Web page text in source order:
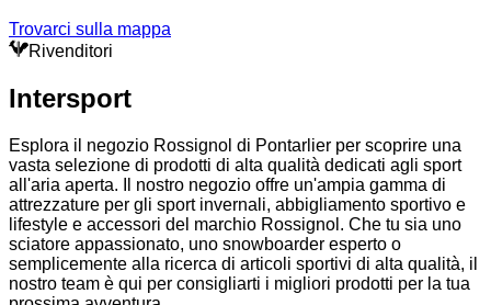
Trovarci sulla mappa
Rivenditori
Intersport
Esplora il negozio Rossignol di Pontarlier per scoprire una
vasta selezione di prodotti di alta qualità dedicati agli sport
all'aria aperta. Il nostro negozio offre un'ampia gamma di
attrezzature per gli sport invernali, abbigliamento sportivo e
lifestyle e accessori del marchio Rossignol. Che tu sia uno
sciatore appassionato, uno snowboarder esperto o
semplicemente alla ricerca di articoli sportivi di alta qualità, il
nostro team è qui per consigliarti i migliori prodotti per la tua